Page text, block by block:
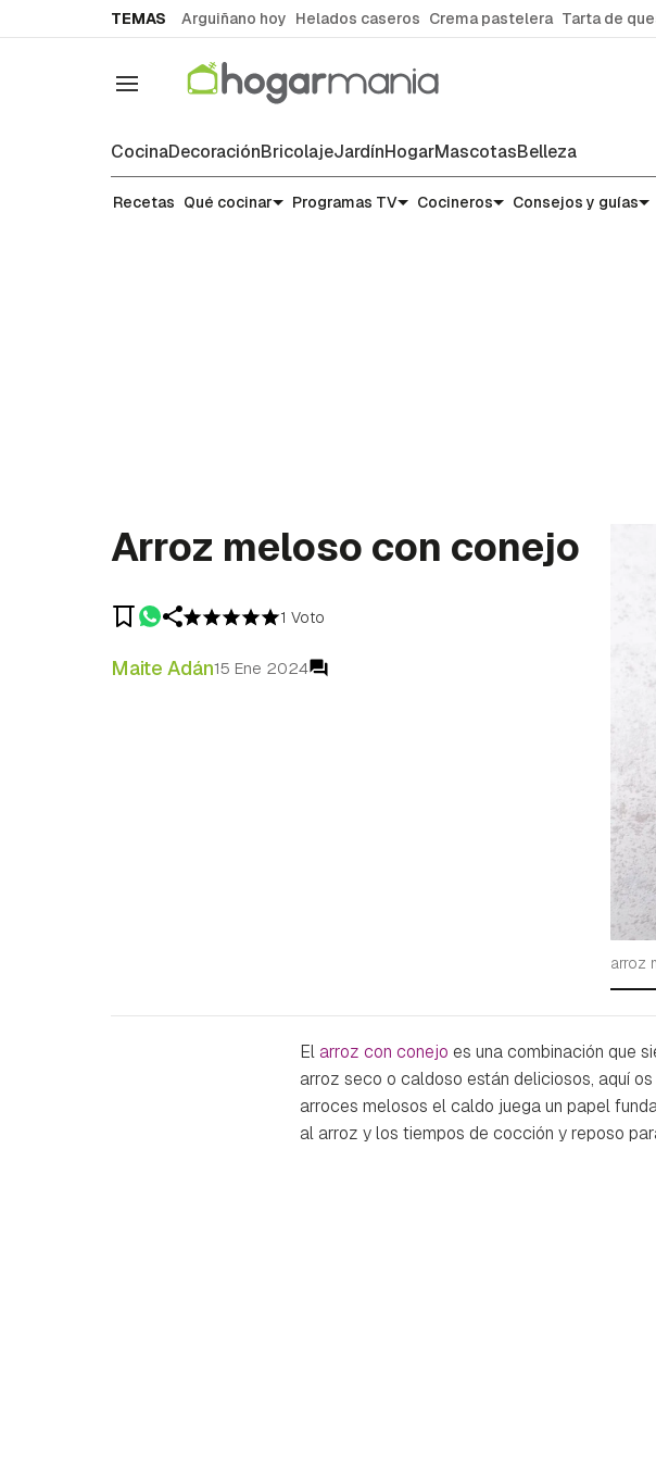
TEMAS Arguiñano hoy Helados caseros Crema pastelera Tarta de
Navegación
CocinaDecoraciónBricolajeJardínHogarMascotasBelleza
Recetas
Recetas Qué cocinar Programas TV Cocineros Consejos y guías
Arroz meloso con conejo
1 Voto
Maite Adán15 Ene 2024
arroz
El arroz con conejo es una combinación que
arroz seco o caldoso están deliciosos, aquí
arroces melosos el caldo juega un papel
al arroz y los tiempos de cocción y reposo